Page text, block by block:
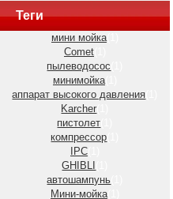
Теги
мини мойка(1)
Comet
пылеводосос
минимойка(1)
аппарат высокого давления
Karcher
пистолет
компрессор
IPC
GHIBLI
автошампунь
Мини-мойка(1)